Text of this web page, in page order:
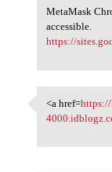
MetaMask
accessible.
https://
<a
<a href=